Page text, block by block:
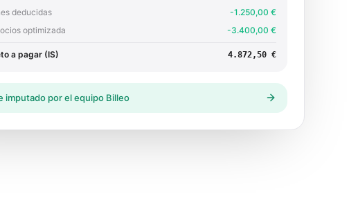
deducidas
-1.250,00 €
optimizada
-3.400,00 €
a pagar (IS) 4.872,50 €
imputado por el equipo Billeo